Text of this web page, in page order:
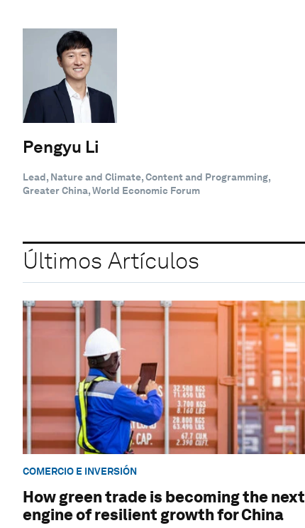
Pengyu Li
Lead, Nature and Climate, Content and Programming,
Greater China, World Economic Forum
Últimos Artículos
COMERCIO E INVERSIÓN
How green trade is becoming the next
engine of resilient growth for China